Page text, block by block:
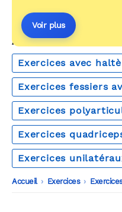
Voir plus
AUTOUR DU MÊME
Exercices avec
Exercices fessiers
Exercices
Exercices
Exercices
Accueil -
Exercices -